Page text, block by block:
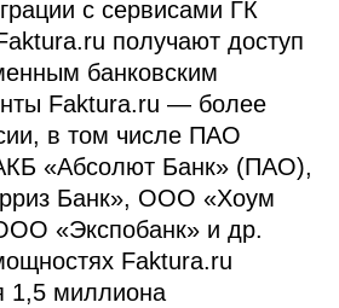
с сервисами ГК
получают доступ
банковским
Faktura.ru — более
в том числе ПАО
«Абсолют Банк» (ПАО),
Банк», ООО «Хоум
«Экспобанк» и др.
Faktura.ru
1,5 миллиона